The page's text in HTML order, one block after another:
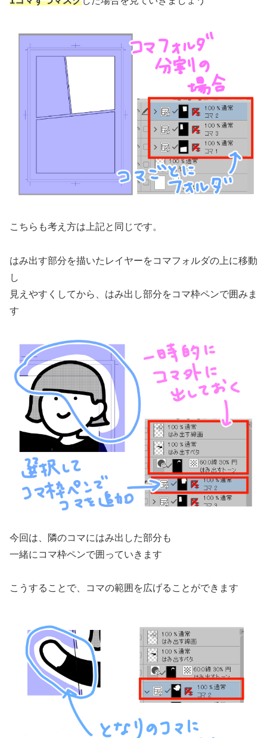
こちらも考え方は上記と同じです。
はみ出す部分を描いたレイヤーをコマフォルダの上に移動
し
見えやすくしてから、はみ出し部分をコマ枠ペンで囲みま
す
今回は、隣のコマにはみ出した部分も
一緒にコマ枠ペンで囲っていきます
こうすることで、コマの範囲を広げることができます